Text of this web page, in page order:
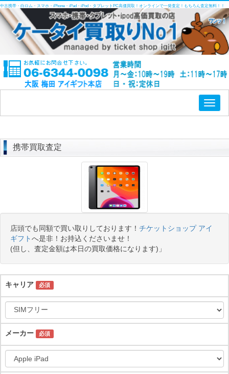
中古携帯・白ロム・スマホ・iPhone・iPad・iPod・タブレットPC高価買取！オンラインで一発査定！もちろん査定無料！！
携帯買取査定
店頭でも同額で買い取りしております！ チケットショップ アイ
ギフトへ是非！お持込くださいませ！
(但し、査定金額は本日の買取価格になります)」
キャリア 必須
メーカー 必須